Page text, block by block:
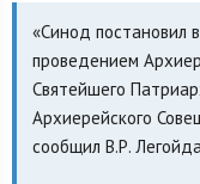
«Синод постановил
проведением
Святейшего
Архиерейского
сообщил В.Р.